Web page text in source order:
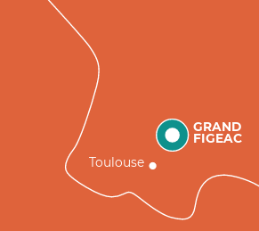
GRAND
FIGEAC
Toulouse